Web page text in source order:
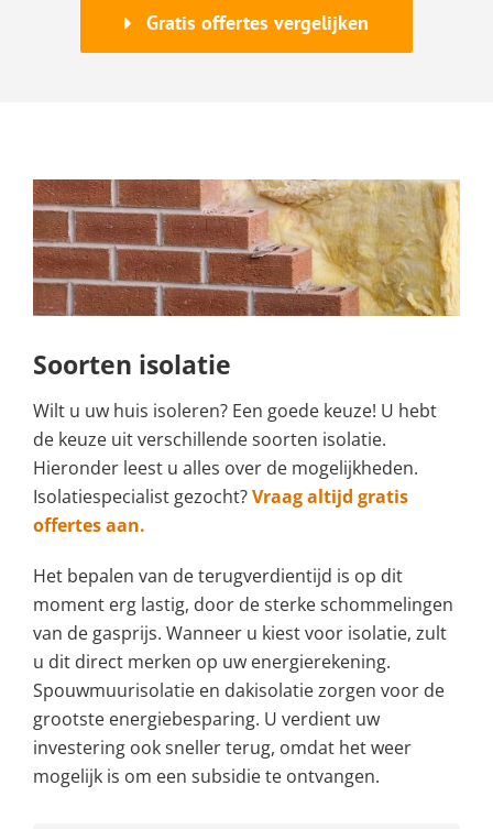
Gratis offertes vergelijken
Soorten isolatie
Wilt u uw huis isoleren? Een goede keuze! U hebt
de keuze uit verschillende soorten isolatie.
Hieronder leest u alles over de mogelijkheden.
Isolatiespecialist gezocht?Vraag altijd gratis
offertes aan.
Het bepalen van de terugverdientijd is op dit
moment erg lastig, door de sterke schommelingen
van de gasprijs. Wanneer u kiest voor isolatie, zult
u dit direct merken op uw energierekening.
Spouwmuurisolatie en dakisolatie zorgen voor de
grootste energiebesparing. U verdient uw
investering ook sneller terug, omdat het weer
mogelijk is om een subsidie te ontvangen.